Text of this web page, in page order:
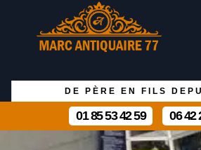
DE PÈRE EN FILS
01 85 53 42 59 06 42